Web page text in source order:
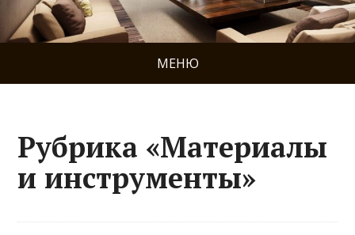
МЕНЮ
Рубрика «Материалы
и инструменты»